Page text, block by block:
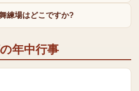
練場はどこですか?
年中行事